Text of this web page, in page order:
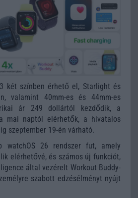
3 két színben érhető el, Starlight és
valamint 40mm-es és 44mm-es
ár 249 dollártól kezdődik, a
mai naptól elérhetők, a hivatalos
szeptember 19-én várható.
watchOS 26 rendszer fut, amely
elérhetővé, és számos új funkciót,
által vezérelt Workout Buddy-
szabott edzésélményt nyújt